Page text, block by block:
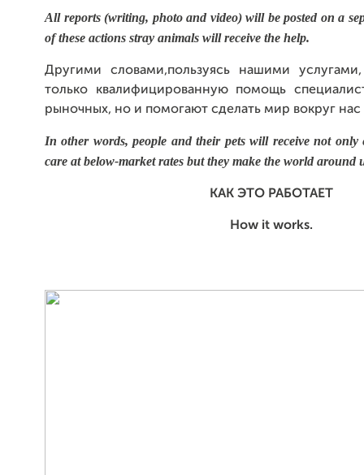
All reports (writing, photo and video) will be posted on a
of these actions stray animals will receive the help.
Другими словами,пользуясь нашими
только квалифицированную помощь
рыночных, но и помогают сделать мир вокруг
In other words, people and their pets will receive not only
care at below-market rates but they make the world around
КАК ЭТО РАБОТАЕТ
How it works.